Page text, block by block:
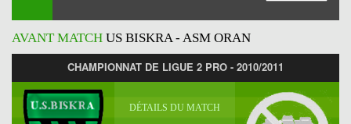
AVANT MATCH US BISKRA - ASM ORAN
CHAMPIONNAT DE LIGUE 2 PRO - 2010/2011
DÉTAILS DU MATCH